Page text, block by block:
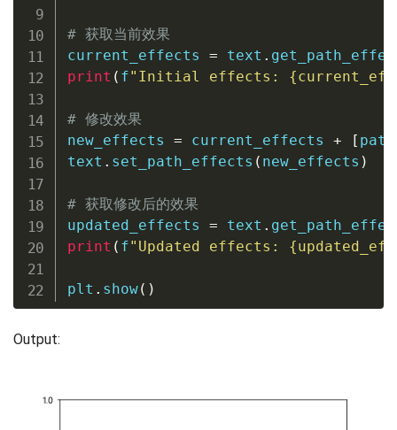
# 获取当前效果
current_effects = text .
print ( f"Initial effects: {
# 修改效果
new_effects = current_effects + [
text . set_path_effects ( new_effects )
# 获取修改后的效果
updated_effects = text .
print ( f"Updated effects: {
plt . show( )
Output: